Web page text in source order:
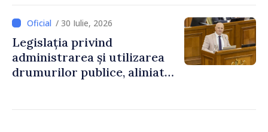
/ 30 Iulie, 2026
Legislația privind
administrarea și utilizarea
drumurilor publice, aliniată